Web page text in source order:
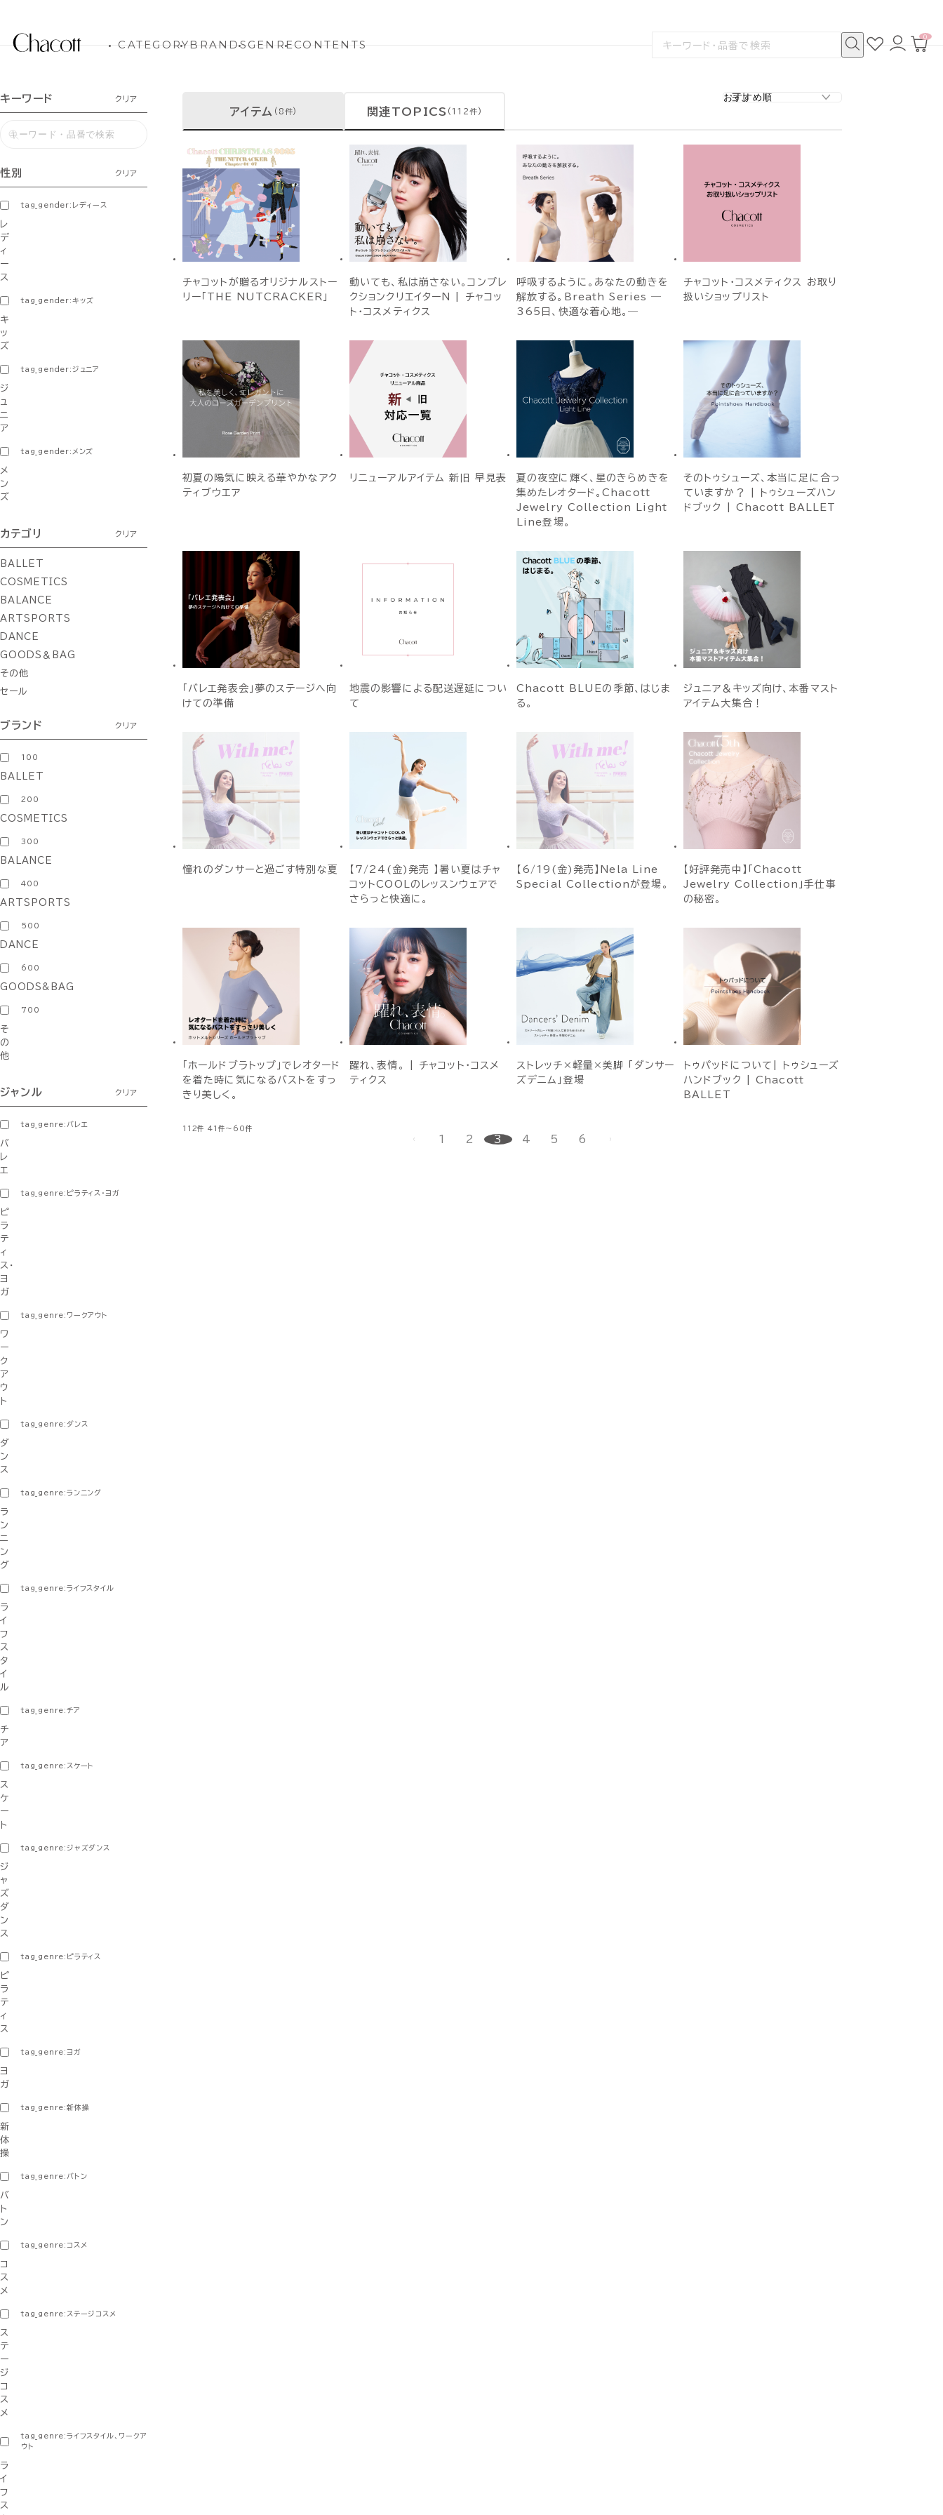
CATEGORYBRANDSGENRECONTENTS
検
お
気
ロ
グ
カ
0
キーワード クリア
性別 クリア
tag_gender:レディース
レ
デ
ィ
ー
ス
tag_gender:キッズ
キ
ッ
ズ
tag_gender:ジュニア
ジ
ュ
ニ
ア
tag_gender:メンズ
メ
ン
ズ
カテゴリ クリア
BALLET
COSMETICS
BALANCE
ARTSPORTS
DANCE
GOODS＆BAG
その他
セール
ブランド クリア
100
BALLET
200
COSMETICS
300
BALANCE
400
ARTSPORTS
500
DANCE
600
GOODS&BAG
700
そ
の
他
ジャンル クリア
tag_genre:バレエ
バ
レ
エ
tag_genre:ピラティス・ヨガ
ピ
ラ
テ
ィ
ス・
ヨ
ガ
tag_genre:ワークアウト
ワ
ー
ク
ア
ウ
ト
tag_genre:ダンス
ダ
ン
ス
tag_genre:ランニング
ラ
ン
ニ
ン
グ
tag_genre:ライフスタイル
ラ
イ
フ
ス
タ
イ
ル
tag_genre:チア
チ
ア
tag_genre:スケート
ス
ケ
ー
ト
tag_genre:ジャズダンス
ジ
ャ
ズ
ダ
ン
ス
tag_genre:ピラティス
ピ
ラ
テ
ィ
ス
tag_genre:ヨガ
ヨ
ガ
tag_genre:新体操
新
体
操
tag_genre:バトン
バ
ト
ン
tag_genre:コスメ
コ
ス
メ
tag_genre:ステージコスメ
ス
テ
ー
ジ
コ
ス
メ
tag_genre:ライフスタイル、ワークア
ウト
ラ
イ
フ
ス
アイテム (8件) 関連TOPICS (112件)
チャコットが贈るオリジナルストー
リー「THE NUTCRACKER」
動いても、私は崩さない。コンプレ
クションクリエイターN | チャコッ
ト・コスメティクス
呼吸するように。あなたの動きを
解放する。Breath Series ―
365日、快適な着心地。―
チャコット・コスメティクス お取り
扱いショップリスト
初夏の陽気に映える華やかなアク
ティブウエア
リニューアルアイテム 新旧 早見表
夏の夜空に輝く、星のきらめきを
集めたレオタード。Chacott
Jewelry Collection Light
Line登場。
そのトゥシューズ、本当に足に合っ
ていますか？ | トゥシューズハン
ドブック | Chacott BALLET
「バレエ発表会」夢のステージへ向
けての準備
地震の影響による配送遅延につい
て
Chacott BLUEの季節、はじま
る。
ジュニア＆キッズ向け、本番マスト
アイテム大集合！
憧れのダンサーと過ごす特別な夏
【7/24(金)発売 】暑い夏はチャ
コットCOOLのレッスンウェアで
さらっと快適に。
【6/19(金)発売】Nela Line
Special Collectionが登場。
【好評発売中】「Chacott
Jewelry Collection」手仕事
の秘密。
「ホールドブラトップ」でレオタード
を着た時に気になるバストをすっ
きり美しく。
躍れ、表情。 | チャコット・コスメ
ティクス
ストレッチ×軽量×美脚 「ダンサー
ズデニム」登場
トゥパッドについて| トゥシューズ
ハンドブック | Chacott
BALLET
112件 41件～60件
1 2 3 4 5 6